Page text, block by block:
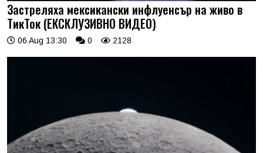
Застреляха мексикански инфлуенсър на живо в
ТикТок (ЕКСКЛУЗИВНО ВИДЕО)
06 Aug 13:30 0 2128